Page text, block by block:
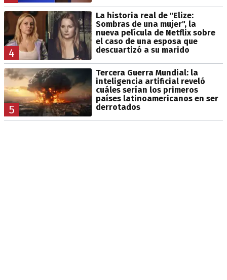
4
La historia real de "Elize:
Sombras de una mujer", la
nueva película de Netflix sobre
el caso de una esposa que
descuartizó a su marido
5
Tercera Guerra Mundial: la
inteligencia artificial reveló
cuáles serían los primeros
países latinoamericanos en ser
derrotados